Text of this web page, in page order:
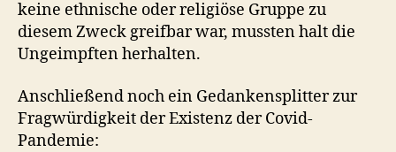
keine ethnische oder religiöse Gruppe zu
diesem Zweck greifbar war, mussten halt die
Ungeimpften herhalten.
Anschließend noch ein Gedankensplitter zur
Fragwürdigkeit der Existenz der Covid-
Pandemie: